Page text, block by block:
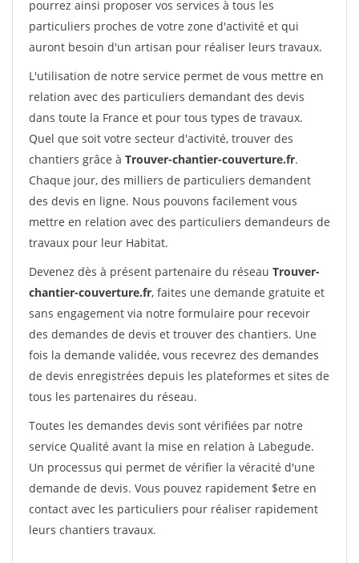
pourrez ainsi proposer vos services à tous les
particuliers proches de votre zone d'activité et qui
auront besoin d'un artisan pour réaliser leurs travaux.
L'utilisation de notre service permet de vous mettre en
relation avec des particuliers demandant des devis
dans toute la France et pour tous types de travaux.
Quel que soit votre secteur d'activité, trouver des
chantiers grâce à Trouver-chantier-couverture.fr.
Chaque jour, des milliers de particuliers demandent
des devis en ligne. Nous pouvons facilement vous
mettre en relation avec des particuliers demandeurs de
travaux pour leur Habitat.
Devenez dès à présent partenaire du réseau Trouver-
chantier-couverture.fr, faites une demande gratuite et
sans engagement via notre formulaire pour recevoir
des demandes de devis et trouver des chantiers. Une
fois la demande validée, vous recevrez des demandes
de devis enregistrées depuis les plateformes et sites de
tous les partenaires du réseau.
Toutes les demandes devis sont vérifiées par notre
service Qualité avant la mise en relation à Labegude.
Un processus qui permet de vérifier la véracité d'une
demande de devis. Vous pouvez rapidement $etre en
contact avec les particuliers pour réaliser rapidement
leurs chantiers travaux.